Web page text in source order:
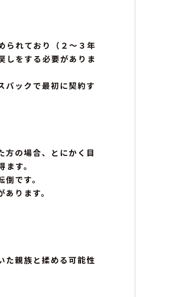
られており（２～３年
しをする必要がありま
バックで最初に契約す
方の場合、とにかく目
す。
です。
ります。
た親族と揉める可能性